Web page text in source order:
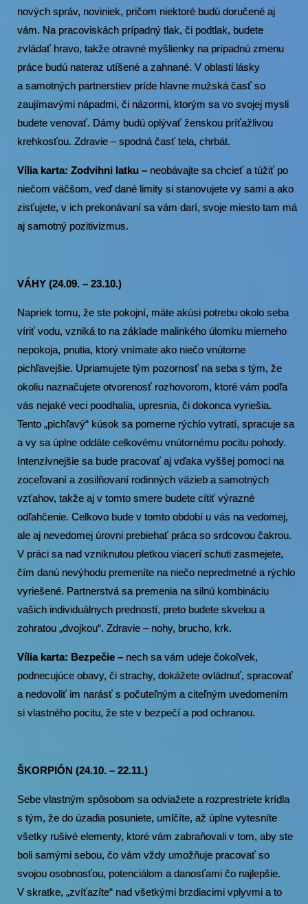
nových správ, noviniek, pričom niektoré budú doručené aj
vám. Na pracoviskách prípadný tlak, či podtlak, budete
zvládať hravo, takže otravné myšlienky na prípadnú zmenu
práce budú nateraz utíšené a zahnané. V oblasti lásky
a samotných partnerstiev príde hlavne mužská časť so
zaujímavými nápadmi, či názormi, ktorým sa vo svojej mysli
budete venovať. Dámy budú oplývať ženskou príťažlivou
krehkosťou. Zdravie – spodná časť tela, chrbát.
Vília karta: Zodvihni latku – neobávajte sa chcieť a túžiť po
niečom väčšom, veď dané limity si stanovujete vy sami a ako
zisťujete, v ich prekonávaní sa vám darí, svoje miesto tam má
aj samotný pozitivizmus.
VÁHY (24.09. – 23.10.)
Napriek tomu, že ste pokojní, máte akúsi potrebu okolo seba
víriť vodu, vzniká to na základe malinkého úlomku mierneho
nepokoja, pnutia, ktorý vnímate ako niečo vnútorne
pichľavejšie. Upriamujete tým pozornosť na seba s tým, že
okoliu naznačujete otvorenosť rozhovorom, ktoré vám podľa
vás nejaké veci poodhalia, upresnia, či dokonca vyriešia.
Tento „pichľavý“ kúsok sa pomerne rýchlo vytratí, spracuje sa
a vy sa úplne oddáte celkovému vnútornému pocitu pohody.
Intenzívnejšie sa bude pracovať aj vďaka vyššej pomoci na
zoceľovaní a zosilňovaní rodinných väzieb a samotných
vzťahov, takže aj v tomto smere budete cítiť výrazné
odľahčenie. Celkovo bude v tomto období u vás na vedomej,
ale aj nevedomej úrovni prebiehať práca so srdcovou čakrou.
V práci sa nad vzniknutou pletkou viacerí schuti zasmejete,
čím danú nevýhodu premeníte na niečo nepredmetné a rýchlo
vyriešené. Partnerstvá sa premenia na silnú kombináciu
vašich individuálnych predností, preto budete skvelou a
zohratou „dvojkou“. Zdravie – nohy, brucho, krk.
Vília karta: Bezpečie – nech sa vám udeje čokoľvek,
podnecujúce obavy, či strachy, dokážete ovládnuť, spracovať
a nedovoliť im narásť s počuteľným a citeľným uvedomením
si vlastného pocitu, že ste v bezpečí a pod ochranou.
ŠKORPIÓN (24.10. – 22.11.)
Sebe vlastným spôsobom sa odviažete a rozprestriete krídla
s tým, že do úzadia posuniete, umlčíte, až úplne vytesníte
všetky rušivé elementy, ktoré vám zabraňovali v tom, aby ste
boli samými sebou, čo vám vždy umožňuje pracovať so
svojou osobnosťou, potenciálom a danosťami čo najlepšie.
V skratke, „zvíťazíte“ nad všetkými brzdiacimi vplyvmi a to